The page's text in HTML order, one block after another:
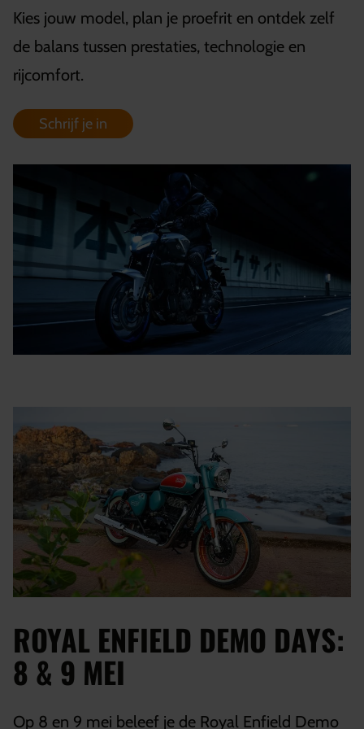
Kies jouw model, plan je proefrit en ontdek zelf
de balans tussen prestaties, technologie en
rijcomfort.
Schrijf je in
ROYAL ENFIELD DEMO DAYS:
8 & 9 MEI
Op 8 en 9 mei beleef je de Royal Enfield Demo